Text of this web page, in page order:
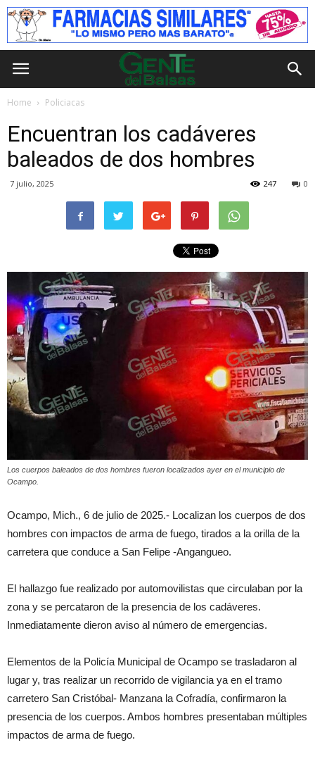
Home Policiacas
Encuentran los cadáveres
baleados de dos hombres
7 julio, 2025 0
247
Los cuerpos baleados de dos hombres fueron localizados ayer en el municipio de
Ocampo.
Ocampo, Mich., 6 de julio de 2025.- Localizan los cuerpos de dos
hombres con impactos de arma de fuego, tirados a la orilla de la
carretera que conduce a San Felipe -Angangueo.
El hallazgo fue realizado por automovilistas que circulaban por la
zona y se percataron de la presencia de los cadáveres.
Inmediatamente dieron aviso al número de emergencias.
Elementos de la Policía Municipal de Ocampo se trasladaron al
lugar y, tras realizar un recorrido de vigilancia ya en el tramo
carretero San Cristóbal- Manzana la Cofradía, confirmaron la
presencia de los cuerpos. Ambos hombres presentaban múltiples
impactos de arma de fuego.